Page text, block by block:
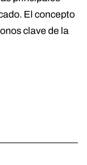
El concepto
clave de la